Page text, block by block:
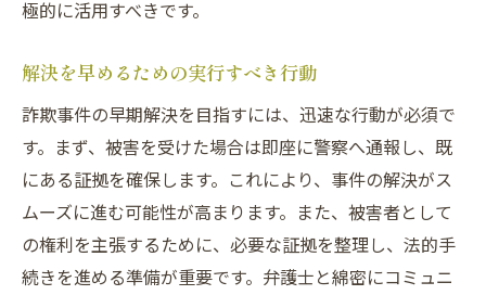
極的に活用すべきです。
解決を早めるための実行すべき行動
詐欺事件の早期解決を目指すには、迅速な行動が必須で
す。まず、被害を受けた場合は即座に警察へ通報し、既
にある証拠を確保します。これにより、事件の解決がス
ムーズに進む可能性が高まります。また、被害者として
の権利を主張するために、必要な証拠を整理し、法的手
続きを進める準備が重要です。弁護士と綿密にコミュニ